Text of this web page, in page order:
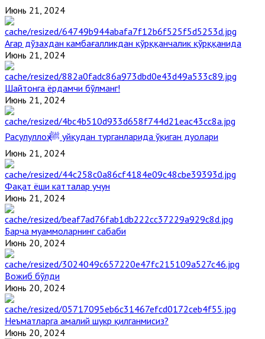
Июнь 21, 2024
Агар дўзахдан камбағалликдан қўрққанчалик қўрққанида
Июнь 21, 2024
Шайтонга ёрдамчи бўлманг!
Июнь 21, 2024
Расулуллоҳ ﷺ уйқудан турганларида ўқиган дуолари
Июнь 21, 2024
Фақат ёши катталар учун
Июнь 21, 2024
Барча муаммоларнинг сабаби
Июнь 20, 2024
Вожиб бўлди
Июнь 20, 2024
Неъматларга амалий шукр қилганмисиз?
Июнь 20, 2024